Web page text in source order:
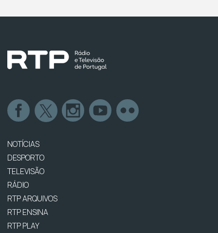
NOTÍCIAS
DESPORTO
TELEVISÃO
RÁDIO
RTP ARQUIVOS
RTP ENSINA
RTP PLAY